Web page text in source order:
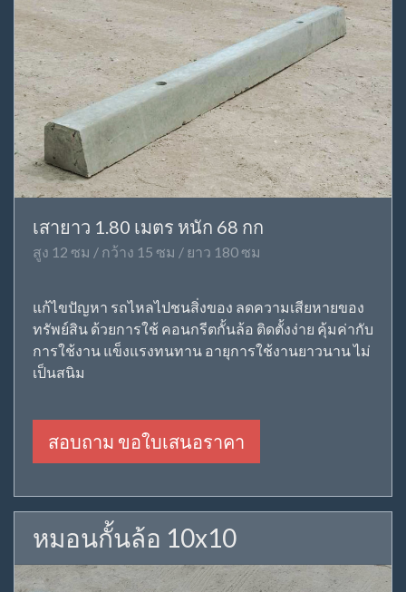
เสายาว 1.80 เมตร หนัก 68 กก
สูง 12 ซม / กว้าง 15 ซม / ยาว 180 ซม
แก้ไขปัญหา รถไหลไปชนสิ่งของ ลดความเสียหายของ
ทรัพย์สิน ด้วยการใช้ คอนกรีตกั้นล้อ ติดตั้งง่าย คุ้มค่ากับ
การใช้งาน แข็งแรงทนทาน อายุการใช้งานยาวนาน ไม่
เป็นสนิม
สอบถาม ขอใบเสนอราคา
หมอนกั้นล้อ 10x10